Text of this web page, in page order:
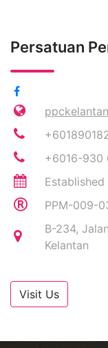
Persatuan
+6016-930
PPM-009-
B-234,
Kelantan
Visit Us